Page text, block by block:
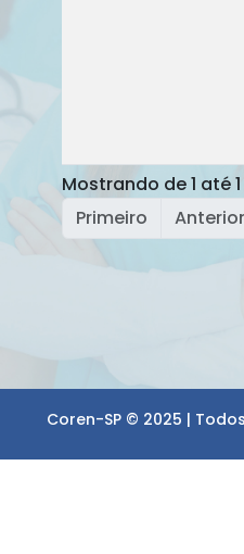
Mostrando de 1 até
Primeiro
Anterior
Coren-SP © 2025 |